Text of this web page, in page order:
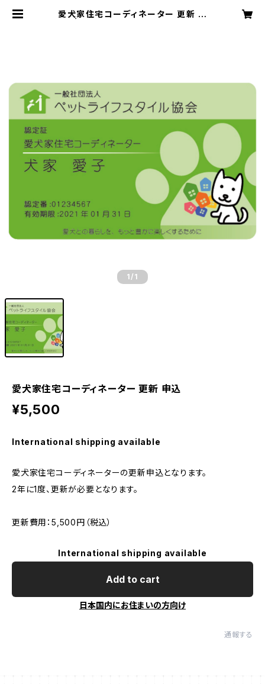
愛犬家住宅コーディネーター 更新 申
1 /1
愛犬家住宅コーディネーター 更新 申込
¥5,500
International shipping available
愛犬家住宅コーディネーターの更新申込となります。
2年に1度、更新が必要となります。
更新費用：5,500円（税込）
International shipping available
Add to cart
日本国内にお住まいの方向け
通報する